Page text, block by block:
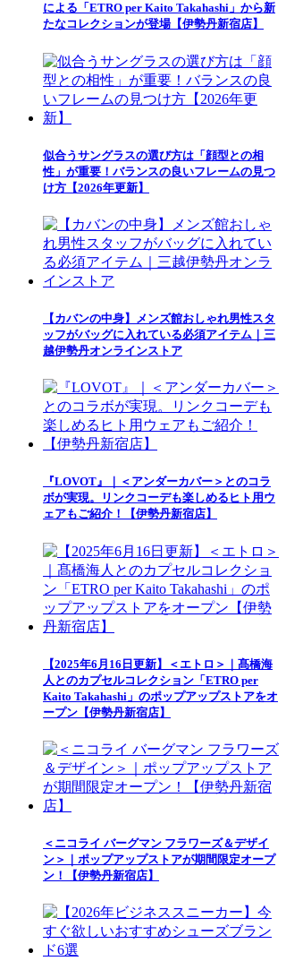
による「ETRO per Kaito Takahashi」から新
たなコレクションが登場【伊勢丹新宿店】
似合うサングラスの選び方は「顔型との相
性」が重要！バランスの良いフレームの見つ
け方【2026年更新】
【カバンの中身】メンズ館おしゃれ男性スタ
ッフがバッグに入れている必須アイテム｜三
越伊勢丹オンラインストア
『LOVOT』｜＜アンダーカバー＞とのコラ
ボが実現。リンクコーデも楽しめるヒト用ウ
ェアもご紹介！【伊勢丹新宿店】
【2025年6月16日更新】＜エトロ＞｜髙橋海
人とのカプセルコレクション「ETRO per
Kaito Takahashi」のポップアップストアをオ
ープン【伊勢丹新宿店】
＜ニコライ バーグマン フラワーズ＆デザイ
ン＞｜ポップアップストアが期間限定オープ
ン！【伊勢丹新宿店】